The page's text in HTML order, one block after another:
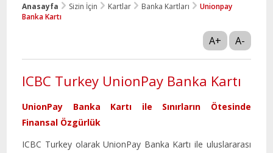
Anasayfa Sizin İçin Kartlar Banka Kartları
Unionpay
Banka Kartı
A+ A-
ICBC Turkey UnionPay Banka Kartı
UnionPay Banka Kartı ile Sınırların Ötesinde
Finansal Özgürlük
ICBC Turkey olarak UnionPay Banka Kartı ile uluslararası